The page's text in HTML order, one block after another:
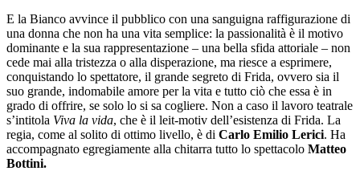
E la Bianco avvince il pubblico con una sanguigna raffigurazione di
una donna che non ha una vita semplice: la passionalità è il motivo
dominante e la sua rappresentazione – una bella sfida attoriale – non
cede mai alla tristezza o alla disperazione, ma riesce a esprimere,
conquistando lo spettatore, il grande segreto di Frida, ovvero sia il
suo grande, indomabile amore per la vita e tutto ciò che essa è in
grado di offrire, se solo lo si sa cogliere. Non a caso il lavoro teatrale
s’intitola Viva la vida, che è il leit-motiv dell’esistenza di Frida. La
regia, come al solito di ottimo livello, è di Carlo Emilio Lerici. Ha
accompagnato egregiamente alla chitarra tutto lo spettacolo Matteo
Bottini.